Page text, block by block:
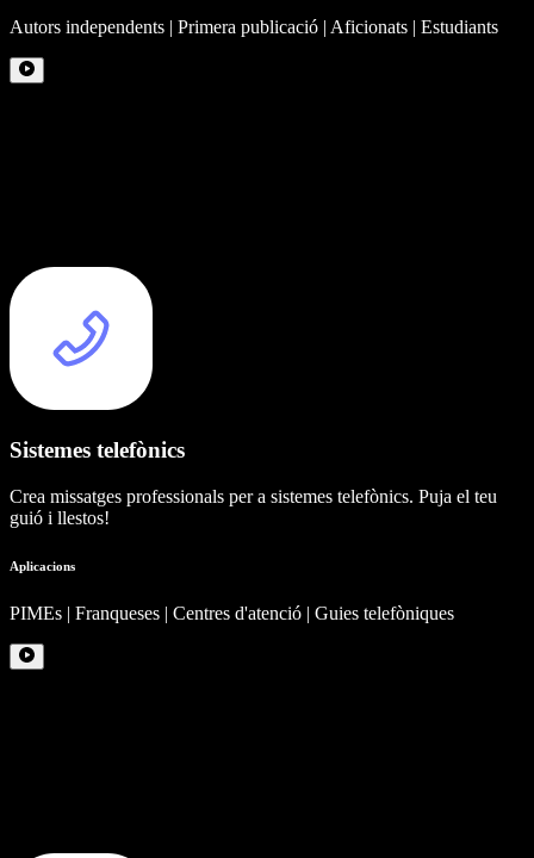
Autors independents | Primera publicació | Aficionats | Estudiants
Sistemes telefònics
Crea missatges professionals per a sistemes telefònics. Puja el teu
guió i llestos!
Aplicacions
PIMEs | Franqueses | Centres d'atenció | Guies telefòniques